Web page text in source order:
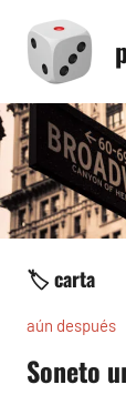
contenido
🏷️ carta
aún después
Soneto